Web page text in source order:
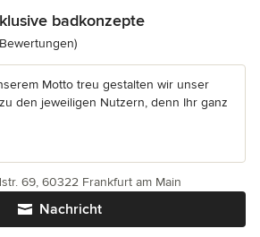
badkonzepte
5 von 5 Sternen
Motto treu gestalten wir unser
den jeweiligen Nutzern, denn Ihr ganz
Nachricht
69, 60322 Frankfurt am Main